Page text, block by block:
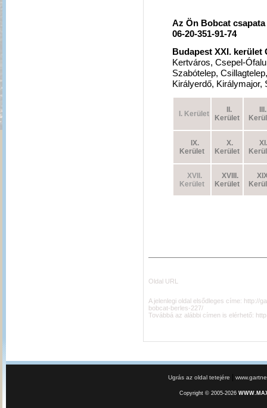
Az Ön Bobcat
06-20-351-91-74
Budapest XXI. kerület
Kertváros, Csepel-
Szabótelep,
Királyerdő, Királymajor,
I. Kerület
II.
Kerület
III.
IX.
Kerület
X.
Kerület
XI.
XVII.
Kerület
XVIII.
Kerület
Oldal URL
A jelenlegi oldal elsődleges címe: http://
bobcat-berles-227/
Továbbá az alábbi címen is elérhető:
Ugrás az oldal tetejére
Copyright © 2005-2026